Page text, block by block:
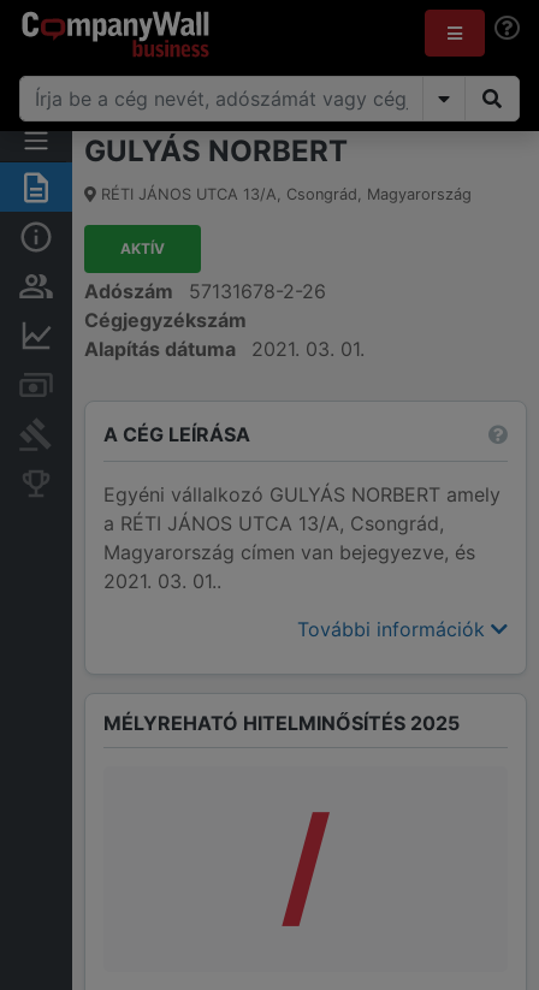
Összegzés
Alap információk
Személyek és tulajdonjog
Pénzügyi információk
Bírósági eljárások
Konkurens cégek
GULYÁS NORBERT
RÉTI JÁNOS UTCA 13/A, Csongrád, Magyarország
AKTÍV
Adószám
57131678-2-26
Cégjegyzékszám
Alapítás dátuma
2021. 03. 01.
A CÉG LEÍRÁSA
Egyéni vállalkozó GULYÁS NORBERT amely
a RÉTI JÁNOS UTCA 13/A, Csongrád,
Magyarország címen van bejegyezve, és
2021. 03. 01..
További információk
MÉLYREHATÓ HITELMINŐSÍTÉS 2025
/